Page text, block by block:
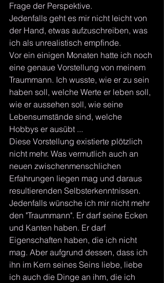
Frage der Perspektive.
Jedenfalls geht es mir nicht leicht von
der Hand, etwas aufzuschreiben, was
ich als unrealistisch empfinde.
Vor ein einigen Monaten hatte ich noch
eine genaue Vorstellung von meinem
Traummann. Ich wusste, wie er zu sein
haben soll, welche Werte er leben soll,
wie er aussehen soll, wie seine
Lebensumstände sind, welche
Hobbys er ausübt ...
Diese Vorstellung existierte plötzlich
nicht mehr. Was vermutlich auch an
neuen zwischenmenschlichen
Erfahrungen liegen mag und daraus
resultierenden Selbsterkenntnissen.
Jedenfalls wünsche ich mir nicht mehr
den "Traummann". Er darf seine Ecken
und Kanten haben. Er darf
Eigenschaften haben, die ich nicht
mag. Aber aufgrund dessen, dass ich
ihn im Kern seines Seins liebe, liebe
ich auch die Dinge an ihm, die ich